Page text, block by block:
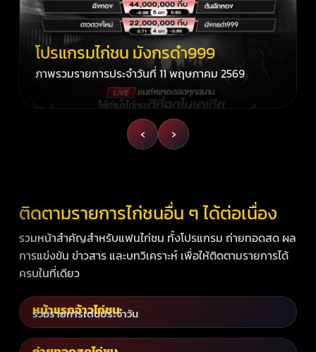
โปรแกรมไก่ชน มังกรดำ999
ภาพรวมรายการประจำวันที่ 11 พฤษภาคม 2569
‹ ›
ติดตามรายการไก่ชนอื่น ๆ ได้ต่อเนื่อง
รวมหน้าสำคัญสำหรับแฟนไก่ชน ทั้งโปรแกรม ถ่ายทอดสด ผล
การแข่งขัน ข่าวสาร และบทวิเคราะห์ เพื่อให้ติดตามรายการได้
ครบในที่เดียว
หน้าแรกจ้าวไก่ชน
รวมรายการเด่นประจำวัน